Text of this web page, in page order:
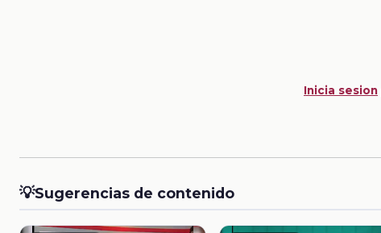
Inicia sesion
💡Sugerencias de contenido